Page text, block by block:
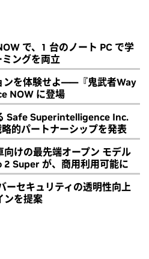
で、1 台のノート PC で学
ングを両立
ンを体験せよ――『鬼武者Way
NOW に登場
Safe Superintelligence Inc.
的パートナーシップを発表
けの最先端オープン モデル
Super が、商用利用可能に
ーセキュリティの透明性向上
ンを提案